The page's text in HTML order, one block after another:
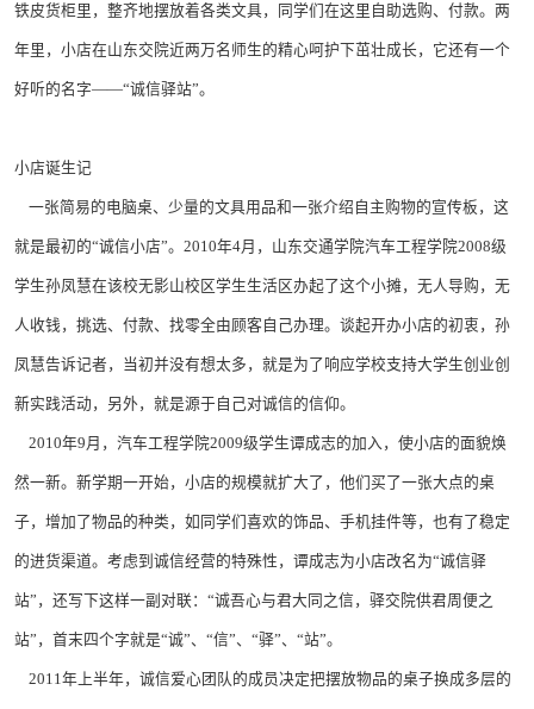
铁皮货柜里，整齐地摆放着各类文具，同学们在这里自助选购、付款。两
年里，小店在山东交院近两万名师生的精心呵护下茁壮成长，它还有一个
好听的名字——“诚信驿站”。
小店诞生记
一张简易的电脑桌、少量的文具用品和一张介绍自主购物的宣传板，这
就是最初的“诚信小店”。2010年4月，山东交通学院汽车工程学院2008级
学生孙凤慧在该校无影山校区学生生活区办起了这个小摊，无人导购，无
人收钱，挑选、付款、找零全由顾客自己办理。谈起开办小店的初衷，孙
凤慧告诉记者，当初并没有想太多，就是为了响应学校支持大学生创业创
新实践活动，另外，就是源于自己对诚信的信仰。
2010年9月，汽车工程学院2009级学生谭成志的加入，使小店的面貌焕
然一新。新学期一开始，小店的规模就扩大了，他们买了一张大点的桌
子，增加了物品的种类，如同学们喜欢的饰品、手机挂件等，也有了稳定
的进货渠道。考虑到诚信经营的特殊性，谭成志为小店改名为“诚信驿
站”，还写下这样一副对联：“诚吾心与君大同之信，驿交院供君周便之
站”，首末四个字就是“诚”、“信”、“驿”、“站”。
2011年上半年，诚信爱心团队的成员决定把摆放物品的桌子换成多层的